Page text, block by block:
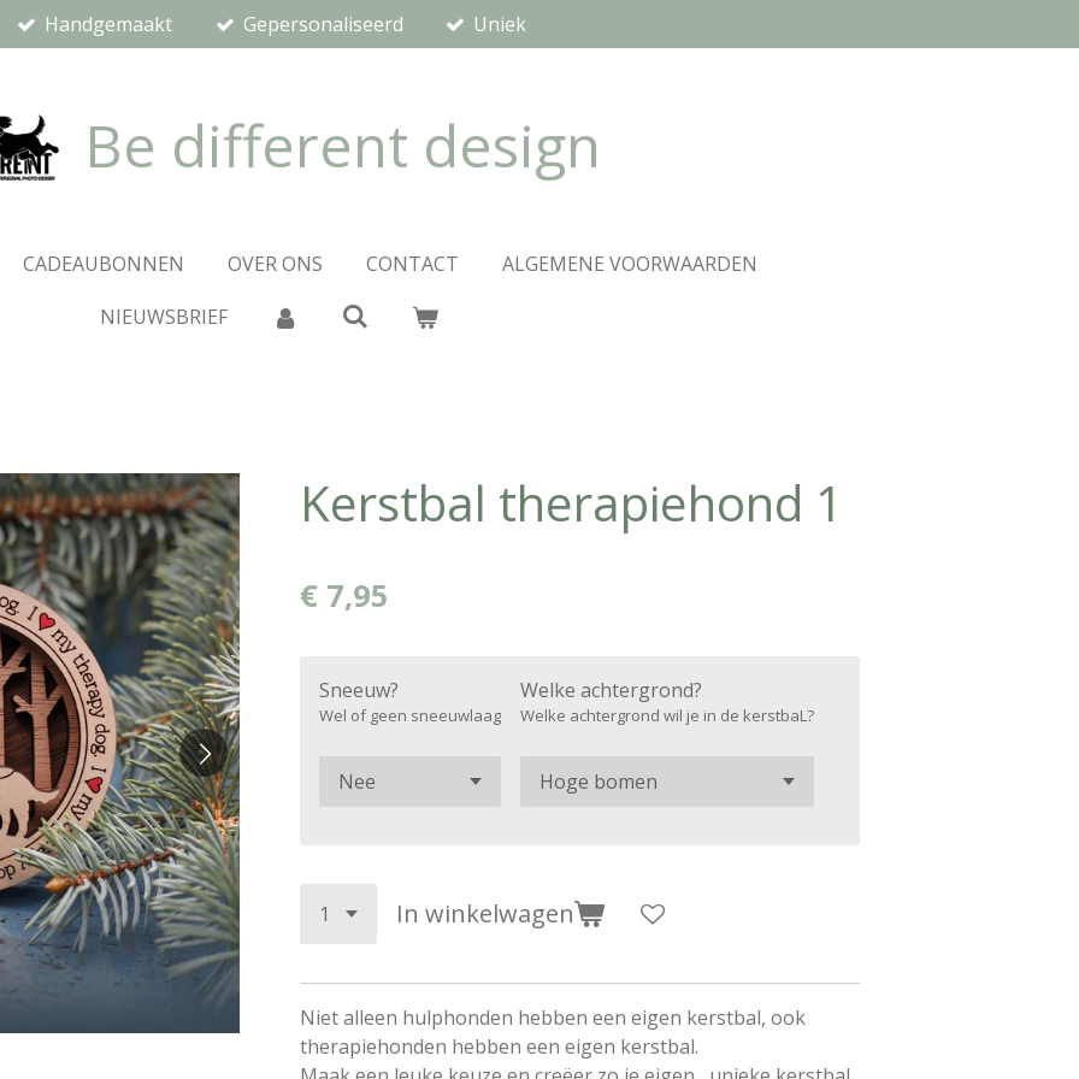
Handgemaakt Gepersonaliseerd Uniek
Be different design
CADEAUBONNEN OVER ONS CONTACT
ALGEMENE VOORWAARDEN
NIEUWSBRIEF
Kerstbal therapiehond 1
€ 7,95
Sneeuw?
Wel of geen sneeuwlaag
Welke achtergrond?
Welke achtergrond wil je in de kerstbaL?
In winkelwagen
Niet alleen hulphonden hebben een eigen kerstbal, ook
therapiehonden hebben een eigen kerstbal.